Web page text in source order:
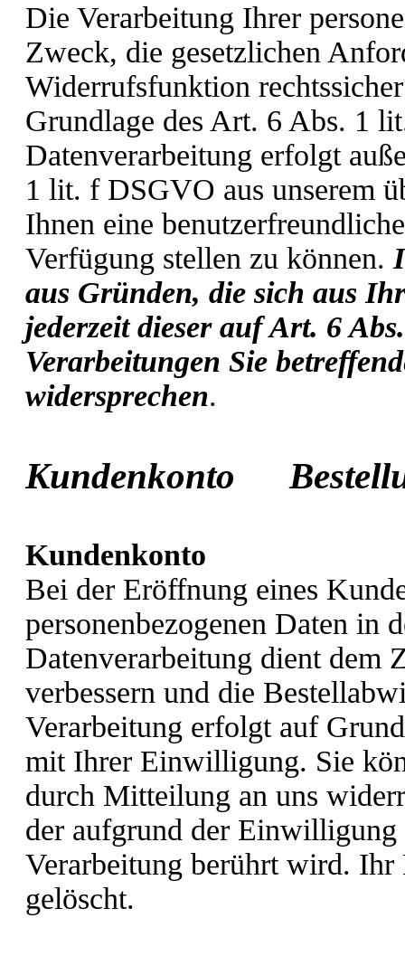
Die Verarbeitung Ihrer
Zweck, die gesetzlichen
Widerrufsfunktion
Grundlage des Art. 6 Abs. 1
Datenverarbeitung erfolgt
1 lit. f DSGVO aus unserem
Ihnen eine
Verfügung stellen zu können.
aus Gründen, die sich aus
jederzeit dieser auf Art. 6
Verarbeitungen Sie
widersprechen.
Kundenkonto
Kundenkonto
Bei der Eröffnung eines
personenbezogenen Daten in
Datenverarbeitung dient dem
verbessern und die
Verarbeitung erfolgt auf
mit Ihrer Einwilligung. Sie
durch Mitteilung an uns
der aufgrund der
Verarbeitung berührt wird.
gelöscht.